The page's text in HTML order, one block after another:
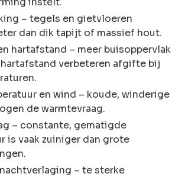
– tegels en gietvloeren
dan dik tapijt of massief hout.
hartafstand – meer buisoppervlak
hartafstand verbeteren afgifte bij
en wind – koude, winderige
de warmtevraag.
– constante, gematigde
is vaak zuiniger dan grote
– te sterke